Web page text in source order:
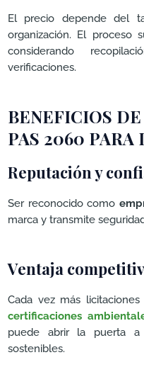
El precio depende del
organización. El proceso
considerando
verificaciones.
BENEFICIOS
PAS 2060 PARA
Reputación y
Ser reconocido como
marca y transmite
Ventaja
Cada vez más
certificaciones
puede abrir la puerta a
sostenibles.